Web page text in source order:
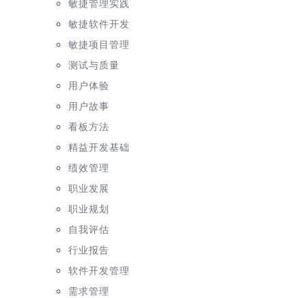
敏捷软件开发
敏捷项目管理
测试与质量
用户体验
用户故事
看板方法
精益开发基础
绩效管理
职业发展
职业规划
自我评估
行业报告
软件开发管理
需求管理